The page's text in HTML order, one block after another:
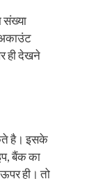
ही देखने
है। इसके
बैंक का
ही। तो